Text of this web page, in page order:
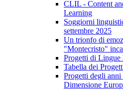
CLIL - Content
Learning
Soggiorni
settembre 2025
Un trionfo di
"Montecristo"
Progetti di Lingue
Tabella dei
Progetti degli anni
Dimensione